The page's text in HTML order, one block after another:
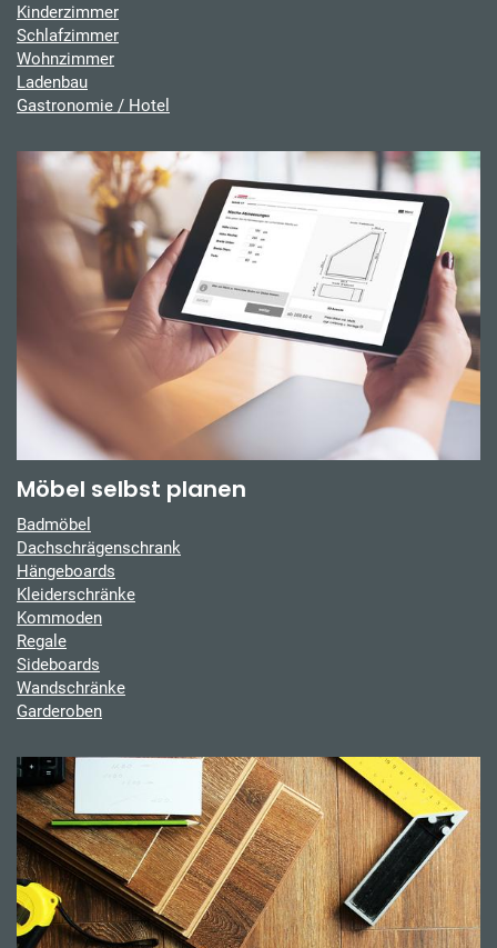
Kinderzimmer
Schlafzimmer
Wohnzimmer
Ladenbau
Gastronomie / Hotel
Möbel selbst planen
Badmöbel
Dachschrägenschrank
Hängeboards
Kleiderschränke
Kommoden
Regale
Sideboards
Wandschränke
Garderoben